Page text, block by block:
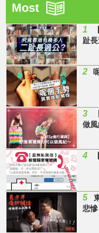
Most
1
趾
2
3
做風
4
5
悲慘